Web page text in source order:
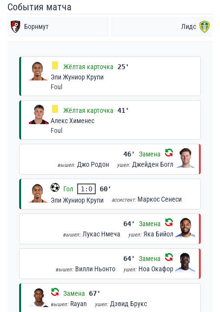
События матча
Борнмут Лидс
Жёлтая карточка
25'
Эли Жуниор Крупи
Foul
Жёлтая карточка 41'
Алекс Хименес
Foul
46' Замена
вышел: Джо Родон ушел: Джейден Богл
Гол 1:0
60'
Эли Жуниор Крупи
ассистент: Маркос Сенеси
64' Замена
вышел: Лукас Нмеча ушел: Яка Бийол
64' Замена
вышел: Вилли Ньонто ушел: Ноа Окафор
Замена 67'
вышел: Rayan ушел: Дэвид Брукс